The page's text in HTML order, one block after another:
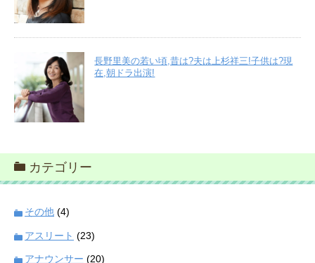
長野里美の若い頃,昔は?夫は上杉祥三!子供は?現
在,朝ドラ出演!
カテゴリー
その他 (4)
アスリート (23)
アナウンサー (20)